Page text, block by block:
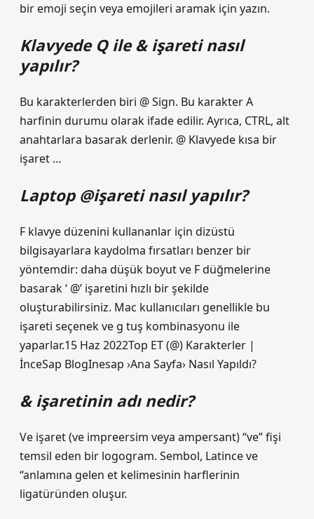
bir emoji seçin veya emojileri aramak için yazın.
Klavyede Q ile & işareti nasıl
yapılır?
Bu karakterlerden biri @ Sign. Bu karakter A
harfinin durumu olarak ifade edilir. Ayrıca, CTRL, alt
anahtarlara basarak derlenir. @ Klavyede kısa bir
işaret …
Laptop @işareti nasıl yapılır?
F klavye düzenini kullananlar için dizüstü
bilgisayarlara kaydolma fırsatları benzer bir
yöntemdir: daha düşük boyut ve F düğmelerine
basarak ‘ @’ işaretini hızlı bir şekilde
oluşturabilirsiniz. Mac kullanıcıları genellikle bu
işareti seçenek ve g tuş kombinasyonu ile
yaparlar.15 Haz 2022Top ET (@) Karakterler |
İnceSap BlogInesap ›Ana Sayfa› Nasıl Yapıldı?
& işaretinin adı nedir?
Ve işaret (ve impreersim veya ampersant) “ve” fişi
temsil eden bir logogram. Sembol, Latince ve
“anlamına gelen et kelimesinin harflerinin
ligatüründen oluşur.